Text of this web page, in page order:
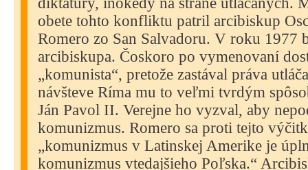
obete tohto konfliktu patril arcibiskup
Romero zo San Salvadoru. V roku 1977
arcibiskupa. Čoskoro po vymenovaní
„komunista“, pretože zastával práva
návšteve Ríma mu to veľmi tvrdým
Ján Pavol II. Verejne ho vyzval, aby
komunizmus. Romero sa proti tejto
„komunizmus v Latinskej Amerike je
komunizmus vtedajšieho Poľska.“